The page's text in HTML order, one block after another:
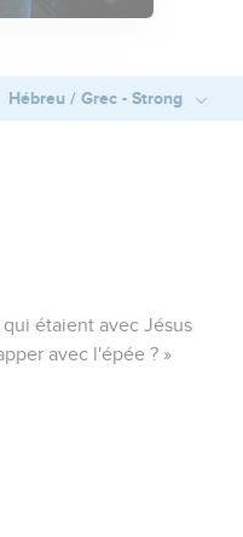
Hébreu / Grec - Strong
étaient avec Jésus
avec l'épée ? »